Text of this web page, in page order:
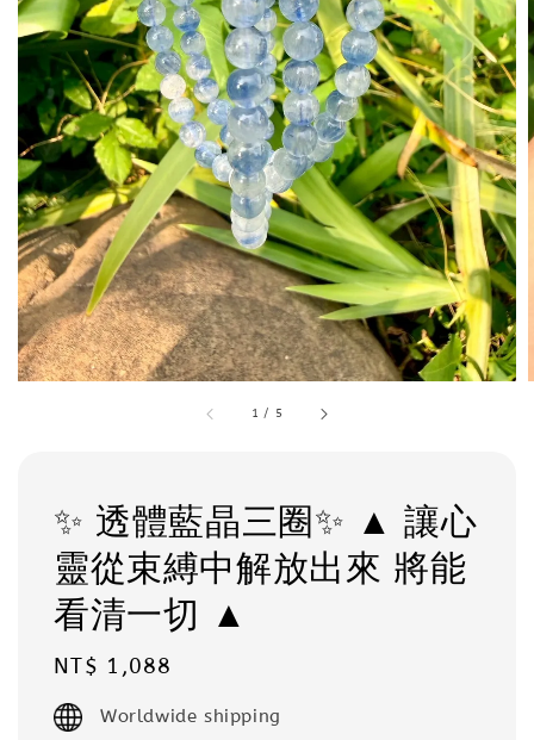
1 / 5
✨ 透體藍晶三圈✨ ▲ 讓心
靈從束縛中解放出來 將能
看清一切 ▲
Regular
price
NT$ 1,088
Worldwide shipping